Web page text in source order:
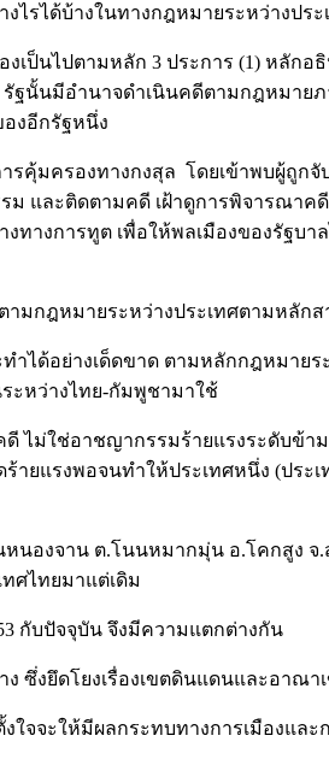
ไรได้บ้างในทางกฎหมายระหว่างปร
ป็นไปตามหลัก 3 ประการ (1) หลักอ
ด รัฐนั้นมีอำนาจดำเนินคดีตามกฎห
องอีกรัฐหนึ่ง
คุ้มครองทางกงสุล โดยเข้าพบผู้ถูก
รม และติดตามคดี เฝ้าดูการพิจารณ
างการทูต เพื่อให้พลเมืองของรัฐบ
มกฎหมายระหว่างประเทศตามหลัก
ได้อย่างเด็ดขาด ตามหลักกฎหมาย
หว่างไทย-กัมพูชามาใช้
ไม่ใช่อาชญากรรมร้ายแรงระดับข้า
แรงพอจนทำให้ประเทศหนึ่ง (ประ
นองจาน ต.โนนหมากมุ่น อ.โคกสูง
ศไทยมาแต่เดิม
กับปัจจุบัน จึงมีความแตกต่างกัน
งยึดโยงเรื่องเขตดินแดนและอาณา
จจะให้มีผลกระทบทางการเมืองและ